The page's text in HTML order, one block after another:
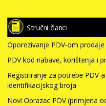
Stručni članci
Oporezivanje PDV-om
PDV kod nabave, korištenja i
Registriranje za potrebe PDV-
identifikacijskog broja
Novi Obrazac PDV (primjena